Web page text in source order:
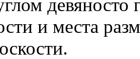
девяносто
и места